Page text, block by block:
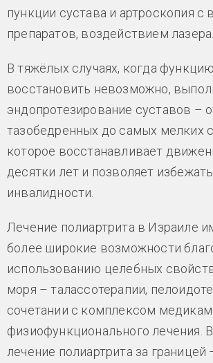
пункции сустава и артроскопия с
препаратов, воздействием лазера.
В тяжёлых случаях, когда
восстановить невозможно,
эндопротезирование суставов –
тазобедренных до самых мелких
которое восстанавливает
десятки лет и позволяет избежать
инвалидности.
Лечение полиартрита в Израиле
более широкие возможности
использованию целебных
моря – талассотерапии,
сочетании с комплексом
физиофункционального лечения.
лечение полиартрита за